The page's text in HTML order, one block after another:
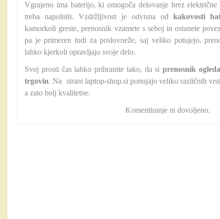
Vgrajeno ima baterijo, ki omogoča delovanje brez
treba napolniti. Vzdržljivost je odvisna od kakovosti
kamorkoli greste, prenosnik vzamete s seboj in ostanete
pa je primeren tudi za poslovneže, saj veliko potujejo,
lahko kjerkoli opravljajo svoje delo.
Svoj prosti čas lahko prihranite tako, da siprenosnik
trgovin. Na strani laptop-shop.si ponujajo veliko različnih
a zato bolj kvalitetne.
Komentiranje ni dovoljeno.